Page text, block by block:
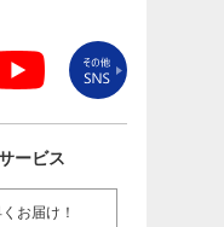
ービス
お届け！